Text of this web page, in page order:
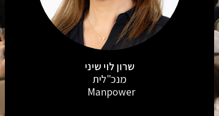
שרון לוי שיני
מנכ"לית
Manpower